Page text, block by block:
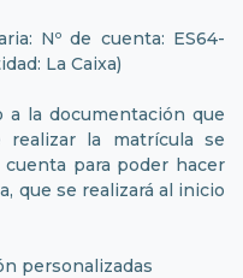
Nº de cuenta: ES64-
La Caixa)
a la documentación que
la matrícula se
para poder hacer
que se realizará al inicio
personalizadas